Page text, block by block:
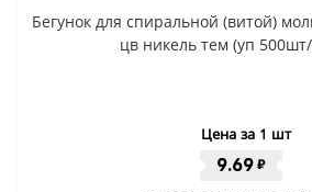
Бегунок для спиральной (витой)
цв никель тем (уп
Цена за 1 шт
9.69 ₽